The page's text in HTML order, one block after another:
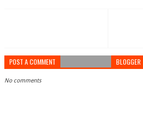
POST A COMMENT BLOGGER
No comments